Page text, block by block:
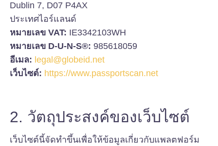
Dublin 7, D07 P4AX
ประเทศไอร์แลนด์
หมายเลข VAT: IE3342103WH
หมายเลข D-U-N-S®: 985618059
อีเมล: legal@globeid.net
เว็บไซต์: https://www.passportscan.net
2. วัตถุประสงค์ของเว็บไซต์
เว็บไซต์นี้จัดทำขึ้นเพื่อให้ข้อมูลเกี่ยวกับแพลตฟอร์ม